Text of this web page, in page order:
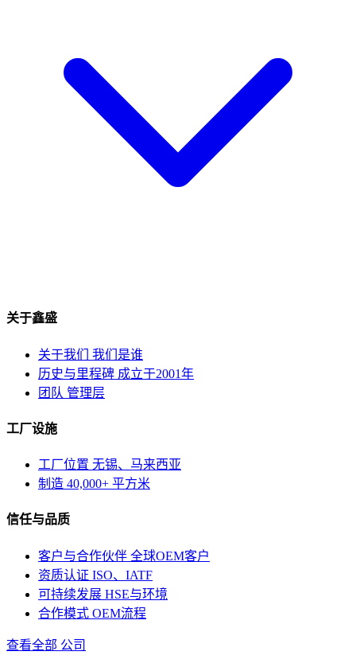
关于鑫盛
关于我们 我们是谁
历史与里程碑 成立于2001年
团队 管理层
工厂设施
工厂位置 无锡、马来西亚
制造 40,000+ 平方米
信任与品质
客户与合作伙伴 全球OEM客户
资质认证 ISO、IATF
可持续发展 HSE与环境
合作模式 OEM流程
查看全部 公司